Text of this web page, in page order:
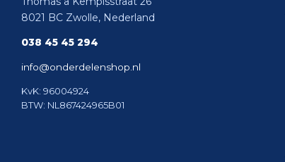
8021 BC Zwolle, Nederland
038 45 45 294
info@onderdelenshop.nl
KvK: 96004924
BTW: NL867424965B01